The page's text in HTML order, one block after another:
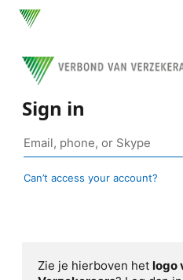
Sign in
Can’t access your account?
Zie je hierboven het logo